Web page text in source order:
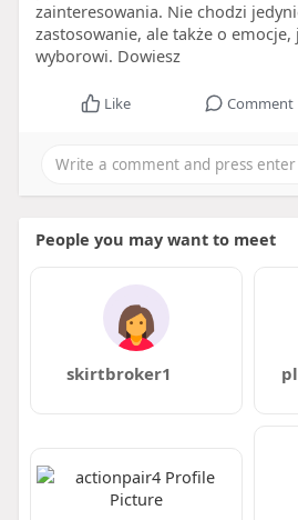
zainteresowania. Nie chodzi
zastosowanie, ale także o emocje,
wyborowi. Dowiesz
Like Comment
People you may want to meet
skirtbroker1